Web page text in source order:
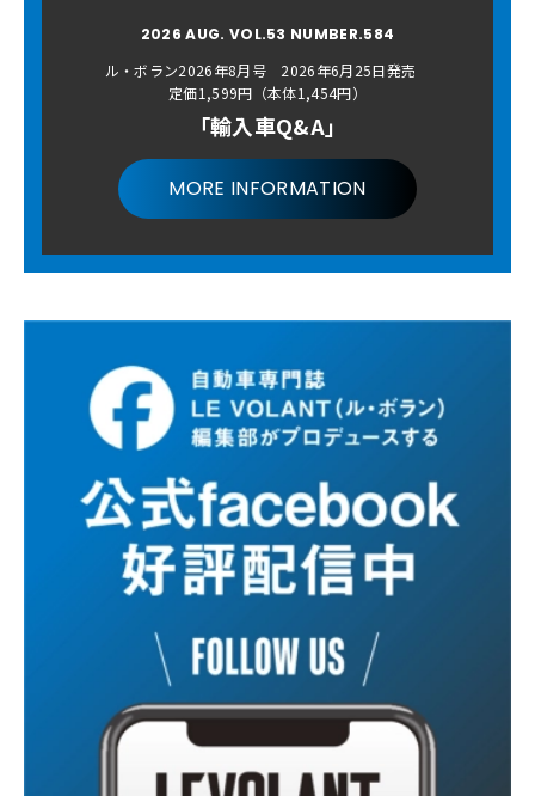
2026 AUG. VOL.53 NUMBER.584
ル・ボラン2026年8月号 2026年6月25日発売
定価1,599円（本体1,454円）
「輸入車Q&A」
MORE INFORMATION